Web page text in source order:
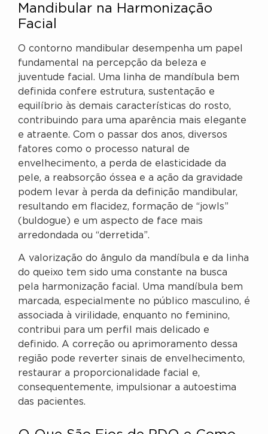
Mandibular na Harmonização
Facial
O contorno mandibular desempenha um papel
fundamental na percepção da beleza e
juventude facial. Uma linha de mandíbula bem
definida confere estrutura, sustentação e
equilíbrio às demais características do rosto,
contribuindo para uma aparência mais elegante
e atraente. Com o passar dos anos, diversos
fatores como o processo natural de
envelhecimento, a perda de elasticidade da
pele, a reabsorção óssea e a ação da gravidade
podem levar à perda da definição mandibular,
resultando em flacidez, formação de “jowls”
(buldogue) e um aspecto de face mais
arredondada ou “derretida”.
A valorização do ângulo da mandíbula e da linha
do queixo tem sido uma constante na busca
pela harmonização facial. Uma mandíbula bem
marcada, especialmente no público masculino, é
associada à virilidade, enquanto no feminino,
contribui para um perfil mais delicado e
definido. A correção ou aprimoramento dessa
região pode reverter sinais de envelhecimento,
restaurar a proporcionalidade facial e,
consequentemente, impulsionar a autoestima
das pacientes.